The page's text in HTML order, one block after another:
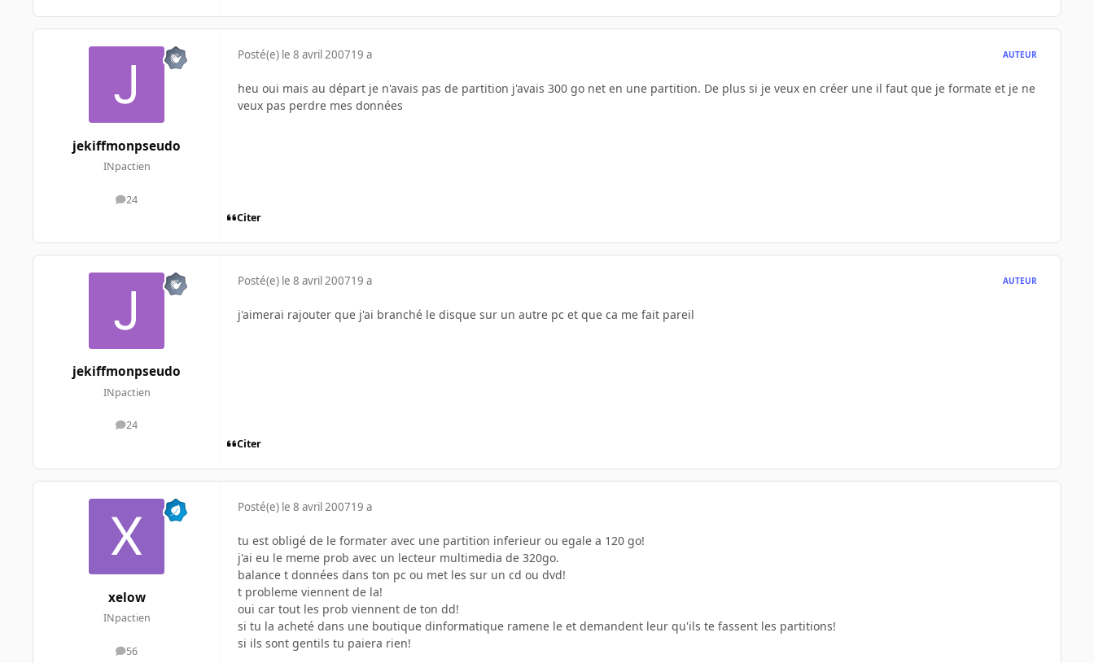
jekiffmonpseudo
INpactien
24
messages
Posté(e) le 8 avril 200719 a AUTEUR
heu oui mais au départ je n'avais pas de partition j'avais 300 go net en une partition. De plus si je veux en créer une il faut que je formate et je ne
veux pas perdre mes données
Citer
jekiffmonpseudo
INpactien
24
messages
Posté(e) le 8 avril 200719 a AUTEUR
j'aimerai rajouter que j'ai branché le disque sur un autre pc et que ca me fait pareil
Citer
xelow
INpactien
56
messages
Posté(e) le 8 avril 200719 a
tu est obligé de le formater avec une partition inferieur ou egale a 120 go!
j'ai eu le meme prob avec un lecteur multimedia de 320go.
balance t données dans ton pc ou met les sur un cd ou dvd!
t probleme viennent de la!
oui car tout les prob viennent de ton dd!
si tu la acheté dans une boutique dinformatique ramene le et demandent leur qu'ils te fassent les partitions!
si ils sont gentils tu paiera rien!